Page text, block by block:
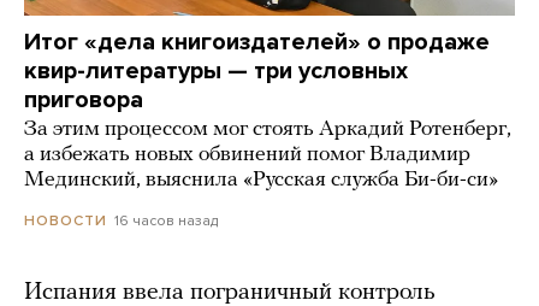
Итог «дела книгоиздателей» о продаже
квир-литературы — три условных
приговора
За этим процессом мог стоять Аркадий Ротенберг,
а избежать новых обвинений помог Владимир
Мединский, выяснила «Русская служба Би-би-си»
НОВОСТИ 16 часов назад
Испания ввела пограничный контроль